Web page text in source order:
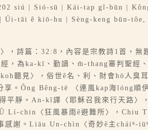
siú | Sió-sū | Kái-tap gî-būn |
Úi-tāi ê kiō-hu | Sèng-keng būn-
，詩篇：32:8，內容是宗教詩1首，
經，為ka-kī、勤讀、m̄-thang審判聖
聽見〉，俗世ê名、利、財會hō͘人
享。Ông Bêng-tē 〈連風kap海lóng順
平靜。An-kî譯〈耶穌召我來行天路〉
Lí-chin〈狂風暴雨ê避難所〉，
感謝。Liāu Un-chìn〈奇妙ê主cháiⁿ-